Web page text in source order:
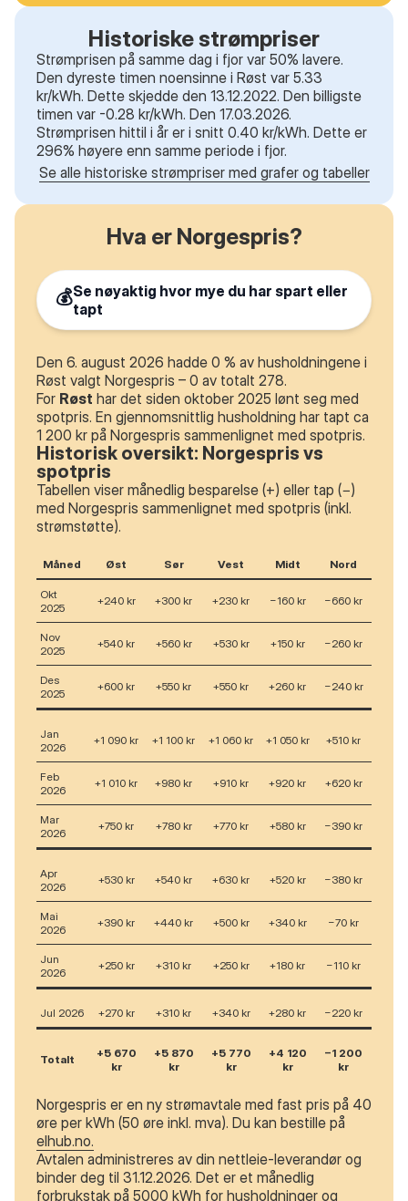
Historiske strømpriser
Strømprisen på samme dag i fjor var 50% lavere.
Den dyreste timen noensinne i Røst var 5.33
kr/kWh. Dette skjedde den 13.12.2022. Den billigste
timen var -0.28 kr/kWh. Den 17.03.2026.
Strømprisen hittil i år er i snitt 0.40 kr/kWh. Dette er
296% høyere enn samme periode i fjor.
Se alle historiske strømpriser med grafer og tabeller
Hva er Norgespris?
💰Se nøyaktig hvor mye du har spart eller
tapt
Den 6. august 2026 hadde 0 % av husholdningene i
Røst valgt Norgespris – 0 av totalt 278.
For Røst har det siden oktober 2025 lønt seg med
spotpris. En gjennomsnittlig husholdning har tapt ca
1 200 kr på Norgespris sammenlignet med spotpris.
Historisk oversikt: Norgespris vs
spotpris
Tabellen viser månedlig besparelse (+) eller tap (−)
med Norgespris sammenlignet med spotpris (inkl.
strømstøtte).
Måned Øst Sør Vest Midt Nord
Okt
2025
+240 kr +300 kr +230 kr −160 kr −660 kr
Nov
2025
+540 kr +560 kr +530 kr +150 kr −260 kr
Des
2025
+600 kr +550 kr +550 kr +260 kr −240 kr
Jan
2026
+1 090 kr +1 100 kr +1 060 kr +1 050 kr +510 kr
Feb
2026
+1 010 kr +980 kr +910 kr +920 kr +620 kr
Mar
2026
+750 kr +780 kr +770 kr +580 kr −390 kr
Apr
2026
+530 kr +540 kr +630 kr +520 kr −380 kr
Mai
2026
+390 kr +440 kr +500 kr +340 kr −70 kr
Jun
2026
+250 kr +310 kr +250 kr +180 kr −110 kr
Jul 2026 +270 kr +310 kr +340 kr +280 kr −220 kr
Totalt
+5 670
kr
+5 870
kr
+5 770
kr
+4 120
kr
−1 200
kr
Norgespris er en ny strømavtale med fast pris på 40
øre per kWh (50 øre inkl. mva). Du kan bestille på
elhub.no.
Avtalen administreres av din nettleie-leverandør og
binder deg til 31.12.2026. Det er et månedlig
forbrukstak på 5000 kWh for husholdninger og